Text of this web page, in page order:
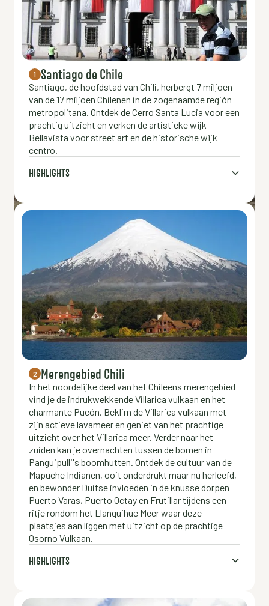
1 Santiago de Chile
Santiago, de hoofdstad van Chili, herbergt 7 miljoen
van de 17 miljoen Chilenen in de zogenaamde región
metropolitana. Ontdek de Cerro Santa Lucia voor een
prachtig uitzicht en verken de artistieke wijk
Bellavista voor street art en de historische wijk
centro.
HIGHLIGHTS
2 Merengebied Chili
In het noordelijke deel van het Chileens merengebied
vind je de indrukwekkende Villarica vulkaan en het
charmante Pucón. Beklim de Villarica vulkaan met
zijn actieve lavameer en geniet van het prachtige
uitzicht over het Villarica meer. Verder naar het
zuiden kan je overnachten tussen de bomen in
Panguipulli's boomhutten. Ontdek de cultuur van de
Mapuche Indianen, ooit onderdrukt maar nu herleefd,
en bewonder Duitse invloeden in de knusse dorpen
Puerto Varas, Puerto Octay en Frutillar tijdens een
ritje rondom het Llanquihue Meer waar deze
plaatsjes aan liggen met uitzicht op de prachtige
Osorno Vulkaan.
HIGHLIGHTS